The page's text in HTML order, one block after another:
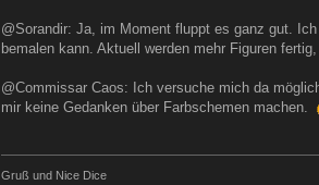
@Sorandir: Ja, im Moment fluppt es ganz gut.
bemalen kann. Aktuell werden mehr Figuren
@Commissar Caos: Ich versuche mich da
mir keine Gedanken über Farbschemen machen.
Gruß und Nice Dice